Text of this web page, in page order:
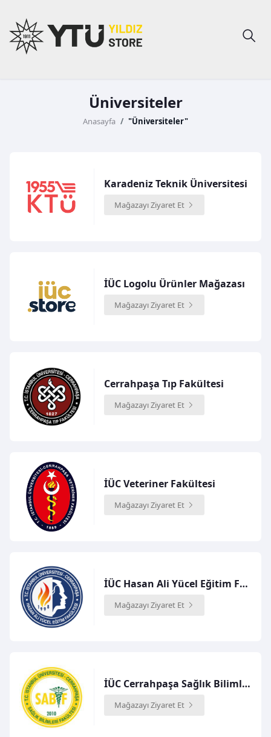
Üniversiteler
Anasayfa "Üniversiteler"
Karadeniz Teknik Üniversitesi
Mağazayı Ziyaret Et
İÜC Logolu Ürünler Mağazası
Mağazayı Ziyaret Et
Cerrahpaşa Tıp Fakültesi
Mağazayı Ziyaret Et
İÜC Veteriner Fakültesi
Mağazayı Ziyaret Et
İÜC Hasan Ali Yücel Eğitim Fakültesi
Mağazayı Ziyaret Et
İÜC Cerrahpaşa Sağlık Bilimleri Fakültesi
Mağazayı Ziyaret Et